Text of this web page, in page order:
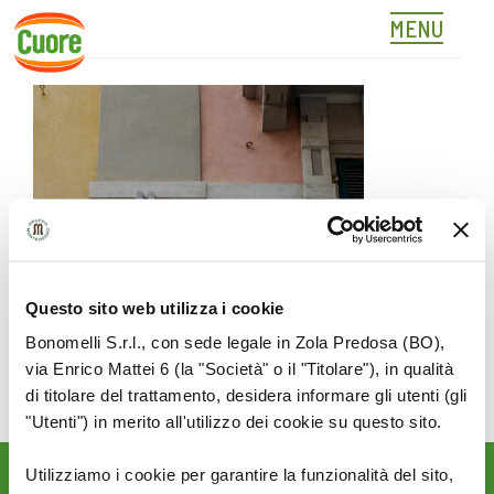
Questo sito web utilizza i cookie
Bonomelli S.r.l., con sede legale in Zola Predosa (BO),
via Enrico Mattei 6 (la "Società" o il "Titolare"), in qualità
di titolare del trattamento, desidera informare gli utenti (gli
"Utenti") in merito all'utilizzo dei cookie su questo sito.
Utilizziamo i cookie per garantire la funzionalità del sito,
Skip
content
MENU
SAVONA